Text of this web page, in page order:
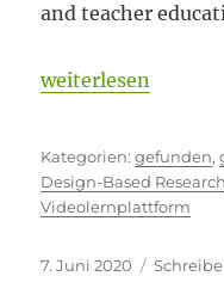
and teacher
„Beyond ZOOM“
weiterlesen
Kategorien
gefunden,
Design-Based Research
Videolernplattform
Veröffentlicht
7. Juni 2020